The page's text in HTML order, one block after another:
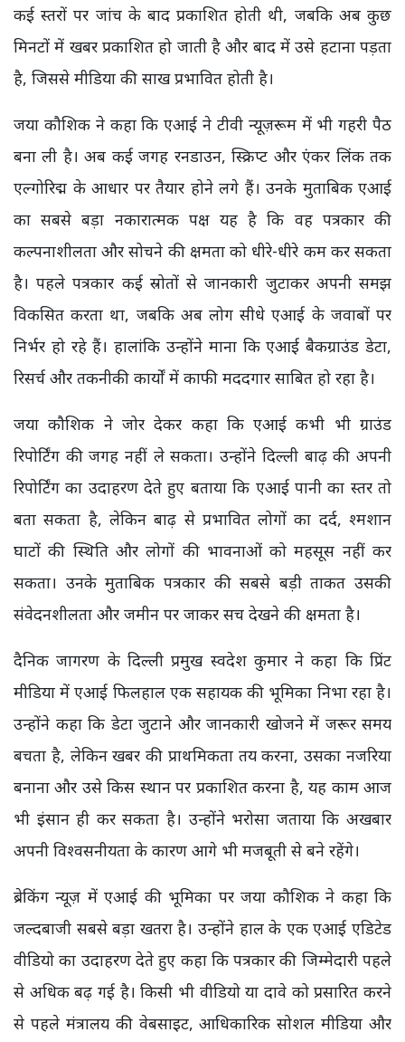
कई स्तरों पर जांच के बाद प्रकाशित होती थी, जबकि अब कुछ
मिनटों में खबर प्रकाशित हो जाती है और बाद में उसे हटाना पड़ता
है, जिससे मीडिया की साख प्रभावित होती है।
जया कौशिक ने कहा कि एआई ने टीवी न्यूज़रूम में भी गहरी पैठ
बना ली है। अब कई जगह रनडाउन, स्क्रिप्ट और एंकर लिंक तक
एल्गोरिद्म के आधार पर तैयार होने लगे हैं। उनके मुताबिक एआई
का सबसे बड़ा नकारात्मक पक्ष यह है कि वह पत्रकार की
कल्पनाशीलता और सोचने की क्षमता को धीरे-धीरे कम कर सकता
है। पहले पत्रकार कई स्रोतों से जानकारी जुटाकर अपनी समझ
विकसित करता था, जबकि अब लोग सीधे एआई के जवाबों पर
निर्भर हो रहे हैं। हालांकि उन्होंने माना कि एआई बैकग्राउंड डेटा,
रिसर्च और तकनीकी कार्यों में काफी मददगार साबित हो रहा है।
जया कौशिक ने जोर देकर कहा कि एआई कभी भी ग्राउंड
रिपोर्टिंग की जगह नहीं ले सकता। उन्होंने दिल्ली बाढ़ की अपनी
रिपोर्टिंग का उदाहरण देते हुए बताया कि एआई पानी का स्तर तो
बता सकता है, लेकिन बाढ़ से प्रभावित लोगों का दर्द, श्मशान
घाटों की स्थिति और लोगों की भावनाओं को महसूस नहीं कर
सकता। उनके मुताबिक पत्रकार की सबसे बड़ी ताकत उसकी
संवेदनशीलता और जमीन पर जाकर सच देखने की क्षमता है।
दैनिक जागरण के दिल्ली प्रमुख स्वदेश कुमार ने कहा कि प्रिंट
मीडिया में एआई फिलहाल एक सहायक की भूमिका निभा रहा है।
उन्होंने कहा कि डेटा जुटाने और जानकारी खोजने में जरूर समय
बचता है, लेकिन खबर की प्राथमिकता तय करना, उसका नजरिया
बनाना और उसे किस स्थान पर प्रकाशित करना है, यह काम आज
भी इंसान ही कर सकता है। उन्होंने भरोसा जताया कि अखबार
अपनी विश्वसनीयता के कारण आगे भी मजबूती से बने रहेंगे।
ब्रेकिंग न्यूज़ में एआई की भूमिका पर जया कौशिक ने कहा कि
जल्दबाजी सबसे बड़ा खतरा है। उन्होंने हाल के एक एआई एडिटेड
वीडियो का उदाहरण देते हुए कहा कि पत्रकार की जिम्मेदारी पहले
से अधिक बढ़ गई है। किसी भी वीडियो या दावे को प्रसारित करने
से पहले मंत्रालय की वेबसाइट, आधिकारिक सोशल मीडिया और